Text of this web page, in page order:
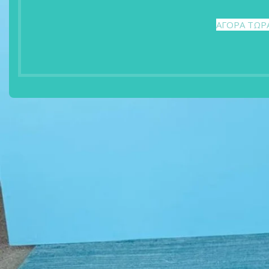
ΑΓΟΡΑ